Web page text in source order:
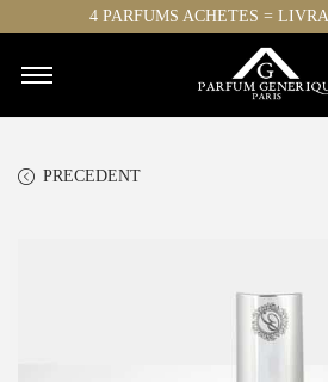
4 PARFUMS ACHETES =
PRECEDENT